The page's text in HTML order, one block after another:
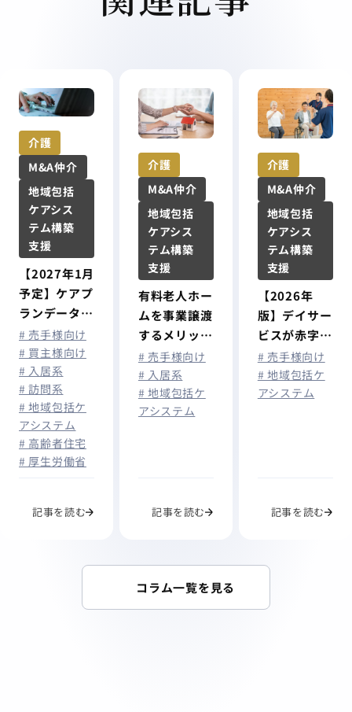
介護
M&A仲介
地域包括
ケアシス
テム構築
支援
【2027年1月
予定】ケアプ
ランデータ連
携システムが
介護情報基盤
に統合へ｜介
護事業所が今
から準備すべ
きこと
# 売手様向け
# 買主様向け
# 入居系
# 訪問系
# 地域包括ケ
アシステム
# 高齢者住宅
# 厚生労働省
記事を読む
介護
M&A仲介
地域包括
ケアシス
テム構築
支援
有料老人ホー
ムを事業譲渡
するメリット
や相場・手順
を徹底解説
# 売手様向け
# 入居系
# 地域包括ケ
アシステム
記事を読む
介護
M&A仲介
地域包括
ケアシス
テム構築
支援
【2026年
版】デイサー
ビスが赤字に
なる原因と
は？経営改善
のポイントと
# 売手様向け
# 地域包括ケ
アシステム
記事を読む
コラム一覧を見る